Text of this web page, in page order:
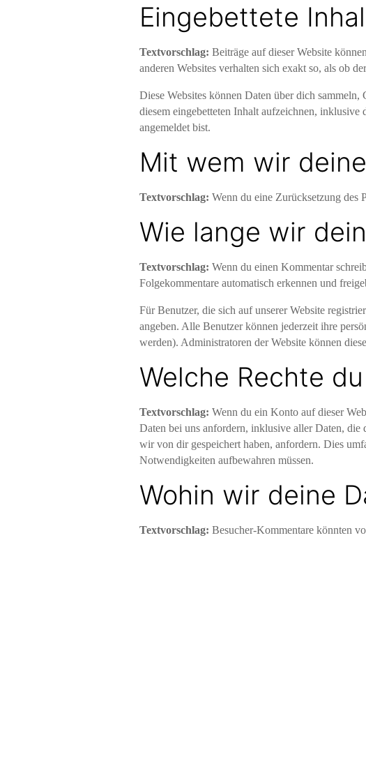
Eingebettete
Textvorschlag: Beiträge auf dieser Website
anderen Websites verhalten sich exakt so, als ob
Diese Websites können Daten über dich
diesem eingebetteten Inhalt aufzeichnen,
angemeldet bist.
Mit wem wir
Textvorschlag: Wenn du eine Zurücksetzung des
Wie lange wir
Textvorschlag: Wenn du einen Kommentar
Folgekommentare automatisch erkennen und
Für Benutzer, die sich auf unserer Website
angeben. Alle Benutzer können jederzeit ihre
werden). Administratoren der Website können
Welche Rechte
Textvorschlag: Wenn du ein Konto auf dieser
Daten bei uns anfordern, inklusive aller Daten, die
wir von dir gespeichert haben, anfordern. Dies
Notwendigkeiten aufbewahren müssen.
Wohin wir deine
Textvorschlag: Besucher-Kommentare könnten